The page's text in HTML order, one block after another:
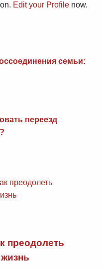
Edit your Profile now.
семьи:
переезд
преодолеть